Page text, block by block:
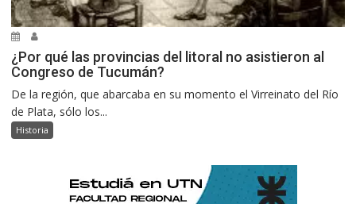
¿Por qué las provincias del litoral no asistieron al
Congreso de Tucumán?
De la región, que abarcaba en su momento el Virreinato del Río
de Plata, sólo los...
Historia